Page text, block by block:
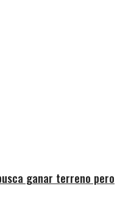
ganar terreno pero